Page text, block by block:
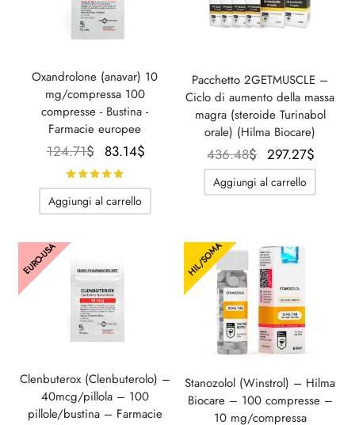
Oxandrolone (anavar) 10
mg/compressa 100
compresse - Bustina -
Farmacie europee
124.71$ Il prezzo
originale
era:
124.71$.
83.14$
attuale
Aggiungi al carrello
Pacchetto 2GETMUSCLE –
Ciclo di aumento della massa
magra (steroide Turinabol
orale) (Hilma Biocare)
436.48$ Il prezzo
originale
era:
297.27$
Aggiungi al carrello
EURO-USA
Clenbuterox (Clenbuterolo) –
40mcg/pillola – 100
pillole/bustina – Farmacie
HIL/SOMA
Stanozolol (Winstrol) – Hilma
Biocare – 100 compresse –
10 mg/compressa